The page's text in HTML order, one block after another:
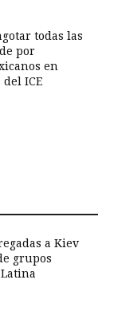
todas las
por
en
ICE
a Kiev
grupos